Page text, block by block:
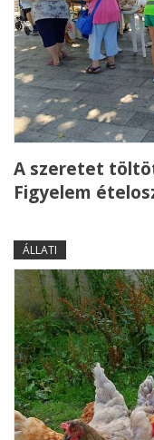
A szeretet
Figyelem
ÁLLATI